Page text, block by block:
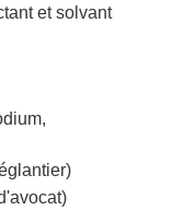
et solvant